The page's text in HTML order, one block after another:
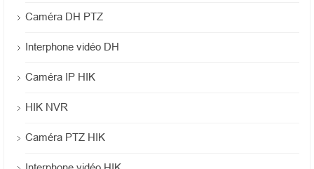
Caméra DH PTZ
Interphone vidéo DH
Caméra IP HIK
HIK NVR
Caméra PTZ HIK